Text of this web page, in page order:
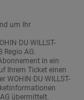
um Ihr
AG.
in ein
Ihrem Ticket einen
übermittelt.